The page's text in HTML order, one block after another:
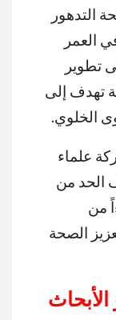
التدهور
العمر
تطوير
تهدف إلى
الخلوي.
علماء
الحد من
من
الصحة
الأبحاث